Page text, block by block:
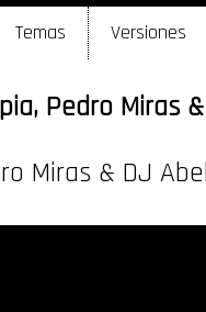
Temas Versiones
Pedro Miras
Miras & DJ